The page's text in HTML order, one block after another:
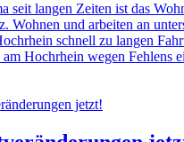
seit langen Zeiten ist das
Wohnen und arbeiten an
schnell zu langen
Hochrhein wegen Fehlens